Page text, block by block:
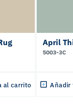
al carrito
April
5003-3C
Añadir